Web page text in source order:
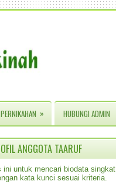
» HUBUNGI ADMIN
ANGGOTA TAARUF
ini untuk mencari biodata singkat
kata kunci sesuai kriteria.